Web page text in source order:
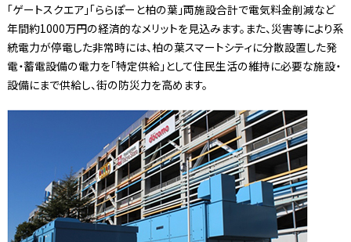
「ゲートスクエア」「ららぽーと柏の葉」両施設合計で電気料金削減など
年間約1000万円の経済的なメリットを見込みます。また、災害等により系
統電力が停電した非常時には、柏の葉スマートシティに分散設置した発
電・蓄電設備の電力を「特定供給」として住民生活の維持に必要な施設・
設備にまで供給し、街の防災力を高めます。